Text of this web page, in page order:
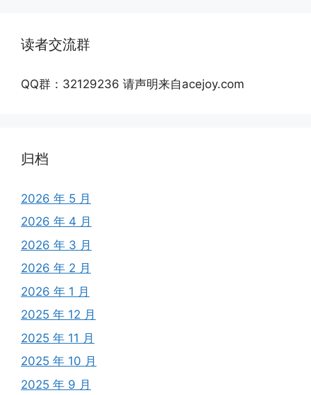
读者交流群
QQ群：32129236 请声明来自acejoy.com
归档
2026 年 5 月
2026 年 4 月
2026 年 3 月
2026 年 2 月
2026 年 1 月
2025 年 12 月
2025 年 11 月
2025 年 10 月
2025 年 9 月